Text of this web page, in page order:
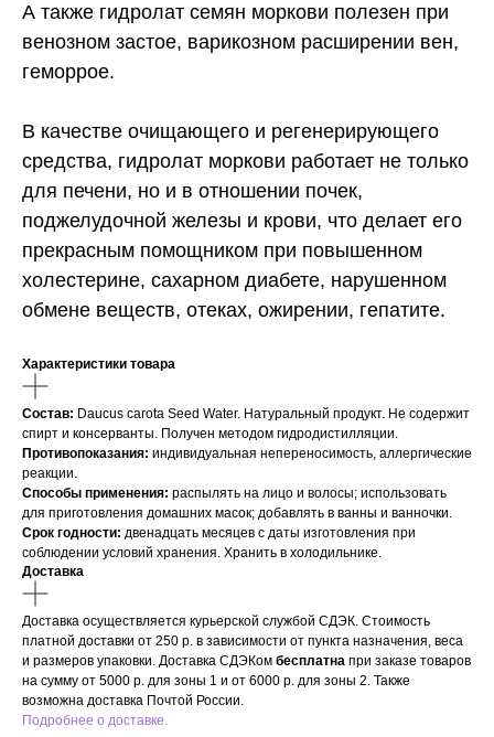
А также гидролат семян моркови полезен при
венозном застое, варикозном расширении вен,
геморрое.
В качестве очищающего и регенерирующего
средства, гидролат моркови работает не только
для печени, но и в отношении почек,
поджелудочной железы и крови, что делает его
прекрасным помощником при повышенном
холестерине, сахарном диабете, нарушенном
обмене веществ, отеках, ожирении, гепатите.
Характеристики товара
Состав: Daucus carota Seed Water. Натуральный продукт. Не содержит
спирт и консерванты. Получен методом гидродистилляции.
Противопоказания: индивидуальная непереносимость, аллергические
реакции.
Способы применения: распылять на лицо и волосы; использовать
для приготовления домашних масок; добавлять в ванны и ванночки.
Срок годности: двенадцать месяцев с даты изготовления при
соблюдении условий хранения. Хранить в холодильнике.
Доставка
Доставка осуществляется курьерской службой СДЭК. Стоимость
платной доставки от 250 р. в зависимости от пункта назначения, веса
и размеров упаковки. Доставка СДЭКом бесплатна при заказе товаров
на сумму от 5000 р. для зоны 1 и от 6000 р. для зоны 2. Также
возможна доставка Почтой России.
Подробнее о доставке.